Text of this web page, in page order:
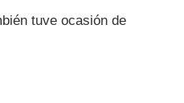
tuve ocasión de